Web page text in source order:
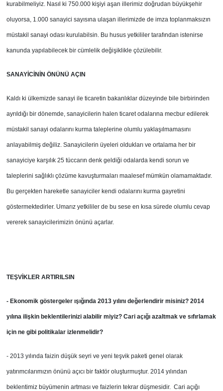
kurabilmeliyiz. Nasıl ki 750.000 kişiyi aşan illerimiz doğrudan büyükşehir
oluyorsa, 1.000 sanayici sayısına ulaşan illerimizde de imza toplanmaksızın
müstakil sanayi odası kurulabilsin. Bu husus yetkililer tarafından istenirse
kanunda yapılabilecek bir cümlelik değişiklikle çözülebilir.
SANAYİCİNİN ÖNÜNÜ AÇIN
Kaldı ki ülkemizde sanayi ile ticaretin bakanlıklar düzeyinde bile birbirinden
ayrıldığı bir dönemde, sanayicilerin halen ticaret odalarına mecbur edilerek
müstakil sanayi odalarını kurma taleplerine olumlu yaklaşılmamasını
anlayabilmiş değiliz. Sanayicilerin üyeleri oldukları ve ortalama her bir
sanayiciye karşılık 25 tüccarın denk geldiği odalarda kendi sorun ve
taleplerini sağlıklı çözüme kavuşturmaları maalesef mümkün olamamaktadır.
Bu gerçekten hareketle sanayiciler kendi odalarını kurma gayretini
göstermektedirler. Umarız yetkililer de bu sese en kısa sürede olumlu cevap
vererek sanayicilerimizin önünü açarlar.
TEŞVİKLER ARTIRILSIN
- Ekonomik göstergeler ışığında 2013 yılını değerlendirir misiniz? 2014
yılına ilişkin beklentilerinizi alabilir miyiz? Cari açığı azaltmak ve sıfırlamak
için ne gibi politikalar izlenmelidir?
- 2013 yılında faizin düşük seyri ve yeni teşvik paketi genel olarak
yatırımcılarımızın önünü açıcı bir faktör oluşturmuştur. 2014 yılından
beklentimiz büyümenin artması ve faizlerin tekrar düşmesidir. Cari açığı